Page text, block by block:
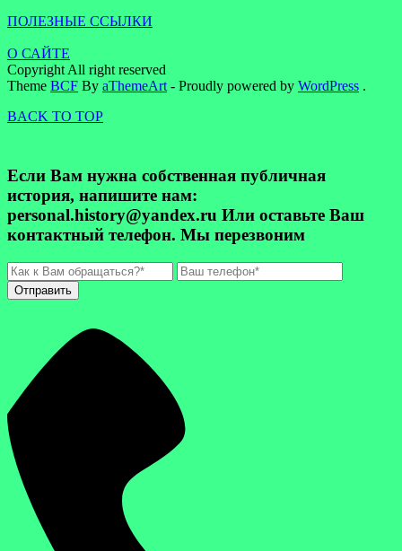
ПОЛЕЗНЫЕ ССЫЛКИ
О САЙТЕ
Copyright All right reserved
Theme BCF By aThemeArt - Proudly powered by WordPress .
BACK TO TOP
Если Вам нужна собственная публичная
история, напишите нам:
personal.history@yandex.ru Или оставьте Ваш
контактный телефон. Мы перезвоним
Отправить